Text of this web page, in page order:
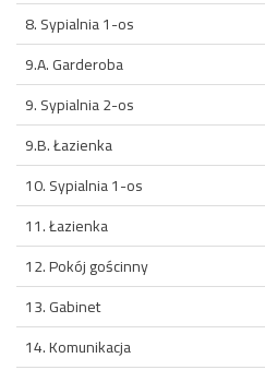
8. Sypialnia 1-os
9.A. Garderoba
9. Sypialnia 2-os
9.B. Łazienka
10. Sypialnia 1-os
11. Łazienka
12. Pokój gościnny
13. Gabinet
14. Komunikacja